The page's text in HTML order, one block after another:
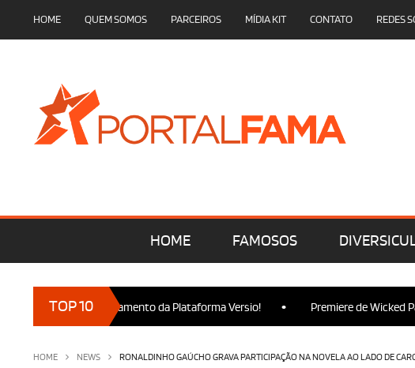
HOME QUEM SOMOS PARCEIROS MÍDIA KIT CONTATO REDES
HOME FAMOSOS
TOP 10
no Lançamento da Plataforma Versio! • Premiere de Wicked Parte 2
HOME NEWS RONALDINHO GAÚCHO GRAVA PARTICIPAÇÃO NA NOVELA AO LADO DE